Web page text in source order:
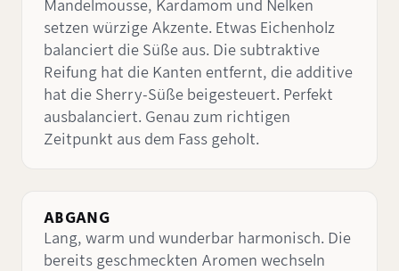
Mandelmousse, Kardamom und Nelken
setzen würzige Akzente. Etwas Eichenholz
balanciert die Süße aus. Die subtraktive
Reifung hat die Kanten entfernt, die additive
hat die Sherry-Süße beigesteuert. Perfekt
ausbalanciert. Genau zum richtigen
Zeitpunkt aus dem Fass geholt.
ABGANG
Lang, warm und wunderbar harmonisch. Die
bereits geschmeckten Aromen wechseln